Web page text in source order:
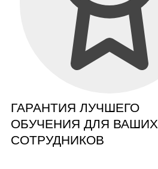
ГАРАНТИЯ ЛУЧШЕГО
ОБУЧЕНИЯ ДЛЯ ВАШИХ
СОТРУДНИКОВ